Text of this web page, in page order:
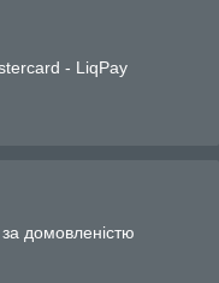
- LiqPay
домовленістю